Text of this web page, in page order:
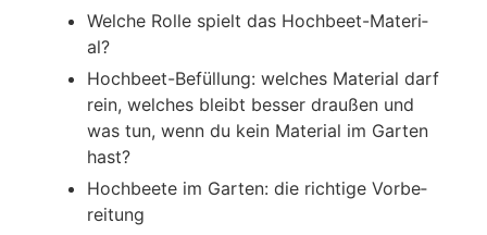
Wel­che Rol­le spielt das Hoch­beet-Mate­ri­
al?
Hoch­beet-Befül­lung: wel­ches Mate­ri­al darf
rein, wel­ches bleibt bes­ser drau­ßen und
was tun, wenn du kein Mate­ri­al im Gar­ten
hast?
Hoch­bee­te im Gar­ten: die rich­ti­ge Vor­be­
rei­tung